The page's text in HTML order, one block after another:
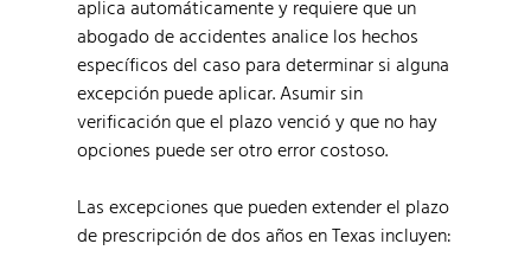
aplica automáticamente y requiere que un
abogado de accidentes analice los hechos
específicos del caso para determinar si alguna
excepción puede aplicar. Asumir sin
verificación que el plazo venció y que no hay
opciones puede ser otro error costoso.
Las excepciones que pueden extender el plazo
de prescripción de dos años en Texas incluyen: